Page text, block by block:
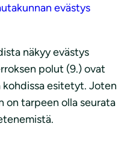
evästys
näkyy evästys
polut (9.) ovat
kohdissa esitetyt. Joten
on tarpeen olla seurata